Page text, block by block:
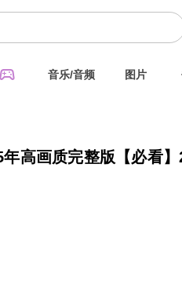
sports_esports 音乐/音频 图片
年高画质完整版【必看